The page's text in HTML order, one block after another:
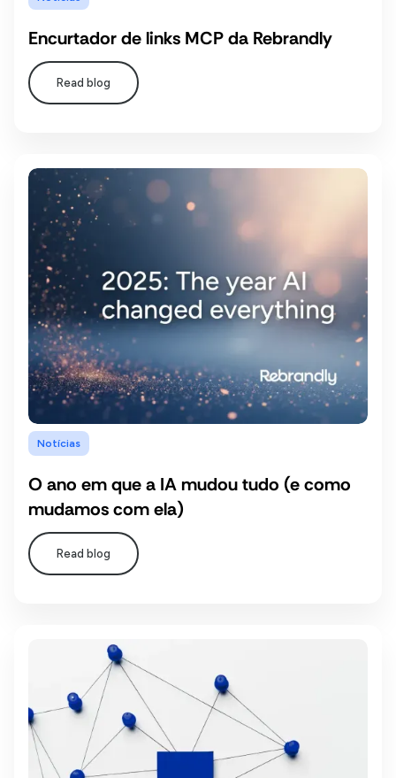
Encurtador de links MCP da Rebrandly
Read blog
Notícias
O ano em que a IA mudou tudo (e como
mudamos com ela)
Read blog